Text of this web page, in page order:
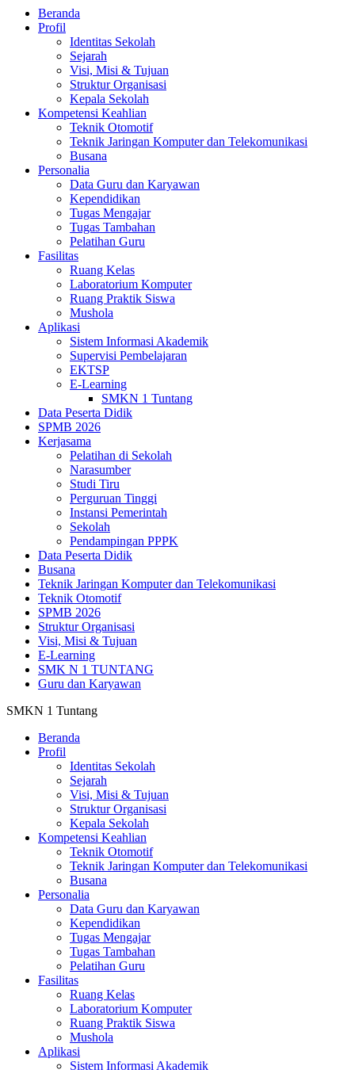
Beranda
Profil
Identitas Sekolah
Sejarah
Visi, Misi & Tujuan
Struktur Organisasi
Kepala Sekolah
Kompetensi Keahlian
Teknik Otomotif
Teknik Jaringan Komputer dan Telekomunikasi
Busana
Personalia
Data Guru dan Karyawan
Kependidikan
Tugas Mengajar
Tugas Tambahan
Pelatihan Guru
Fasilitas
Ruang Kelas
Laboratorium Komputer
Ruang Praktik Siswa
Mushola
Aplikasi
Sistem Informasi Akademik
Supervisi Pembelajaran
EKTSP
E-Learning
SMKN 1 Tuntang
Data Peserta Didik
SPMB 2026
Kerjasama
Pelatihan di Sekolah
Narasumber
Studi Tiru
Perguruan Tinggi
Instansi Pemerintah
Sekolah
Pendampingan PPPK
Data Peserta Didik
Busana
Teknik Jaringan Komputer dan Telekomunikasi
Teknik Otomotif
SPMB 2026
Struktur Organisasi
Visi, Misi & Tujuan
E-Learning
SMK N 1 TUNTANG
Guru dan Karyawan
SMKN 1 Tuntang
Beranda
Profil
Identitas Sekolah
Sejarah
Visi, Misi & Tujuan
Struktur Organisasi
Kepala Sekolah
Kompetensi Keahlian
Teknik Otomotif
Teknik Jaringan Komputer dan Telekomunikasi
Busana
Personalia
Data Guru dan Karyawan
Kependidikan
Tugas Mengajar
Tugas Tambahan
Pelatihan Guru
Fasilitas
Ruang Kelas
Laboratorium Komputer
Ruang Praktik Siswa
Mushola
Aplikasi
Sistem Informasi Akademik